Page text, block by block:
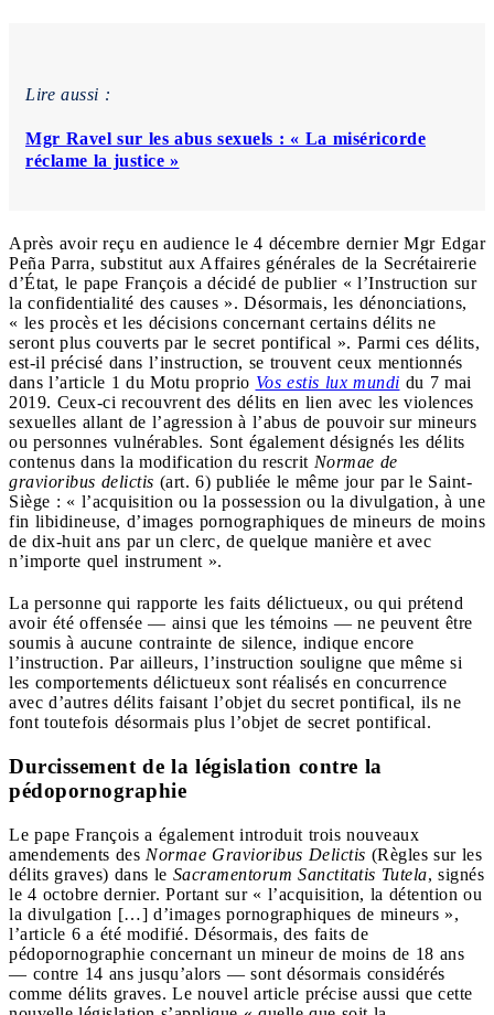
Lire aussi :
Mgr Ravel sur les abus sexuels : « La miséricorde
réclame la justice »
Après avoir reçu en audience le 4 décembre dernier Mgr Edgar
Peña Parra, substitut aux Affaires générales de la Secrétairerie
d’État, le pape François a décidé de publier « l’Instruction sur
la confidentialité des causes ». Désormais, les dénonciations,
« les procès et les décisions concernant certains délits ne
seront plus couverts par le secret pontifical ». Parmi ces délits,
est-il précisé dans l’instruction, se trouvent ceux mentionnés
dans l’article 1 du Motu proprio Vos estis lux mundi du 7 mai
2019. Ceux-ci recouvrent des délits en lien avec les violences
sexuelles allant de l’agression à l’abus de pouvoir sur mineurs
ou personnes vulnérables. Sont également désignés les délits
contenus dans la modification du rescrit Normae de
gravioribus delictis (art. 6) publiée le même jour par le Saint-
Siège : « l’acquisition ou la possession ou la divulgation, à une
fin libidineuse, d’images pornographiques de mineurs de moins
de dix-huit ans par un clerc, de quelque manière et avec
n’importe quel instrument ».
La personne qui rapporte les faits délictueux, ou qui prétend
avoir été offensée — ainsi que les témoins — ne peuvent être
soumis à aucune contrainte de silence, indique encore
l’instruction. Par ailleurs, l’instruction souligne que même si
les comportements délictueux sont réalisés en concurrence
avec d’autres délits faisant l’objet du secret pontifical, ils ne
font toutefois désormais plus l’objet de secret pontifical.
Durcissement de la législation contre la
pédopornographie
Le pape François a également introduit trois nouveaux
amendements des Normae Gravioribus Delictis (Règles sur les
délits graves) dans le Sacramentorum Sanctitatis Tutela, signés
le 4 octobre dernier. Portant sur « l’acquisition, la détention ou
la divulgation […] d’images pornographiques de mineurs »,
l’article 6 a été modifié. Désormais, des faits de
pédopornographie concernant un mineur de moins de 18 ans
— contre 14 ans jusqu’alors — sont désormais considérés
comme délits graves. Le nouvel article précise aussi que cette